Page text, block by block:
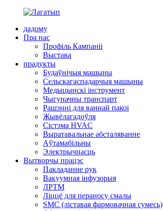
дадому
Пра нас
Профіль Кампаніі
Выстава
прадукты
Будаўнічыя машыны
Сельскагаспадарчыя машыны
Медыцынскі інструмент
Чыгуначны транспарт
Рашэнні для ваннай пакоі
Жывёлагадоўля
Сістэма HVAC
Выратавальнае абсталяванне
Аўтамабільны
Электрычнасць
Вытворчы працэс
Пакладанне рук
Вакуумная інфузорыя
ЛРТМ
Ліццё для пераносу смалы
SMC (ліставая фармовачная сумесь)